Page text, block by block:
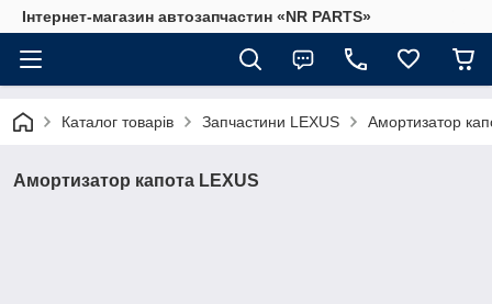
Інтернет-магазин автозапчастин «NR PARTS»
Каталог товарів Запчастини LEXUS Амортизатор
Амортизатор капота LEXUS